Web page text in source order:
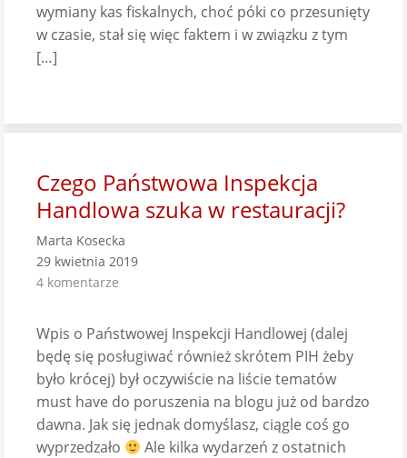
wymiany kas fiskalnych, choć póki co przesunięty
w czasie, stał się więc faktem i w związku z tym
[…]
Czego Państwowa Inspekcja
Handlowa szuka w restauracji?
Marta Kosecka
29 kwietnia 2019
4 komentarze
Wpis o Państwowej Inspekcji Handlowej (dalej
będę się posługiwać również skrótem PIH żeby
było krócej) był oczywiście na liście tematów
must have do poruszenia na blogu już od bardzo
dawna. Jak się jednak domyślasz, ciągle coś go
wyprzedzało
Ale kilka wydarzeń z ostatnich